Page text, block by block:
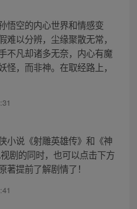
悟空的内心世界和情感变
以分辨，尘缘聚散无常，
不凡却诸多无奈，内心有魔
，而非神。在取经路上，
小说《射雕英雄传》和《神
剧的同时，也可以点击下方
提前了解剧情了！